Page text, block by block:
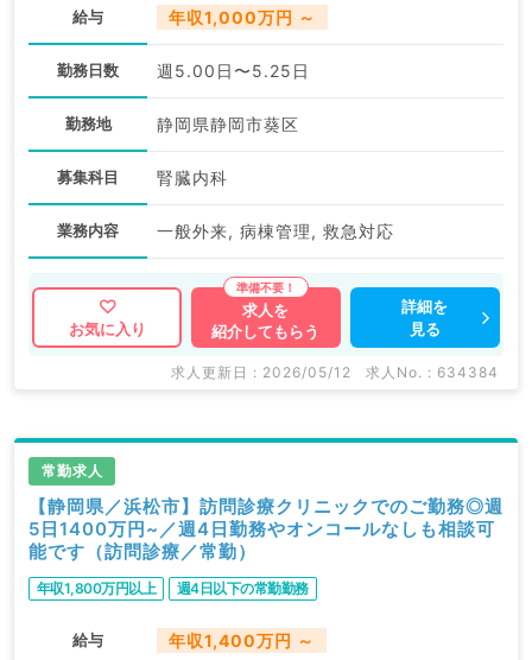
給与 年収1,000万円 ～
勤務日数 週5.00日〜5.25日
勤務地 静岡県静岡市葵区
募集科目 腎臓内科
業務内容 一般外来, 病棟管理, 救急対応
お気に入り
求人を
紹介してもらう
詳細を
見る
求人更新日 : 2026/05/12 求人No. : 634384
常勤求人
【静岡県／浜松市】訪問診療クリニックでのご勤務◎週
5日1400万円~／週4日勤務やオンコールなしも相談可
能です（訪問診療／常勤）
年収1,800万円以上 週4日以下の常勤勤務
給与 年収1,400万円 ～